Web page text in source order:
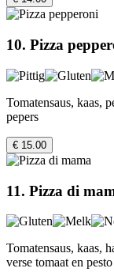
10. Pizza
Tomatensaus, kaas,
pepers
€ 15.00
11. Pizza di
Tomatensaus, kaas,
verse tomaat en pesto